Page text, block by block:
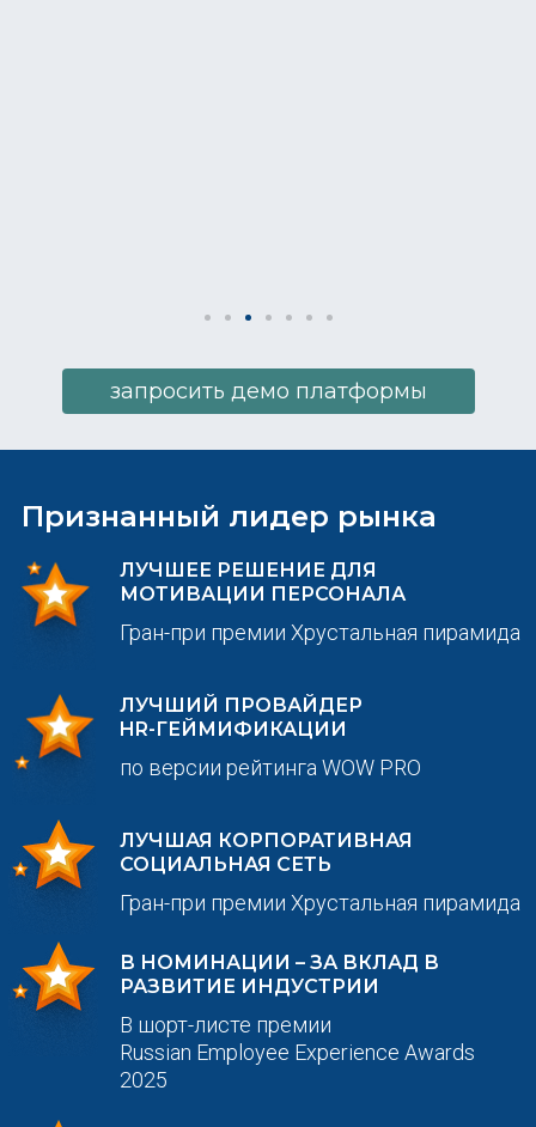
запросить демо платформы
Признанный лидер рынка
ЛУЧШЕЕ РЕШЕНИЕ ДЛЯ
МОТИВАЦИИ ПЕРСОНАЛА
Гран-при премии Хрустальная пирамида
ЛУЧШИЙ ПРОВАЙДЕР
HR-ГЕЙМИФИКАЦИИ
по версии рейтинга WOW PRO
ЛУЧШАЯ КОРПОРАТИВНАЯ
СОЦИАЛЬНАЯ СЕТЬ
Гран-при премии Хрустальная пирамида
В НОМИНАЦИИ – ЗА ВКЛАД В
РАЗВИТИЕ ИНДУСТРИИ
В шорт-листе премии
Russian Employee Experience Awards
2025